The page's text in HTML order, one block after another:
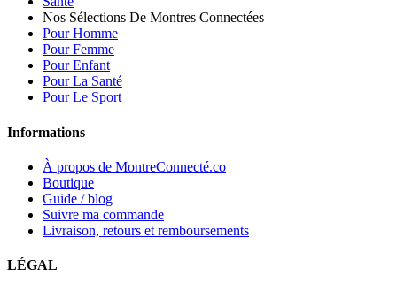
Nos Sélections De Montres Connectées
Pour Homme
Pour Femme
Pour Enfant
Pour La Santé
Pour Le Sport
Informations
À propos de MontreConnecté.co
Boutique
Guide / blog
Suivre ma commande
Livraison, retours et remboursements
LÉGAL